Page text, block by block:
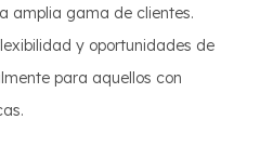
amplia gama de clientes.
y oportunidades de
para aquellos con